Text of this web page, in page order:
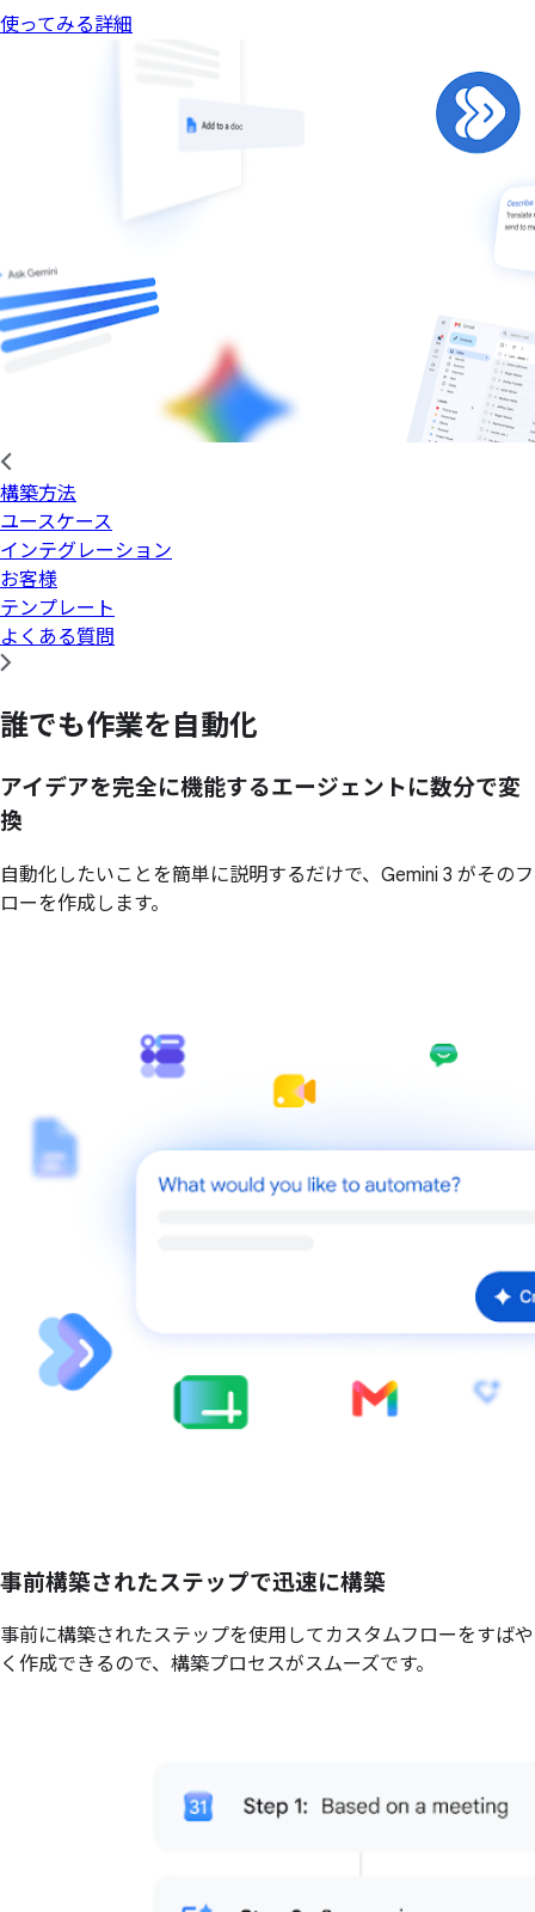
使ってみる詳細
構築方法
ユースケース
インテグレーション
お客様
テンプレート
よくある質問
誰でも作業を自動化
アイデアを完全に機能するエージェントに数分で変
換
自動化したいことを簡単に説明するだけで、Gemini 3 がそのフ
ローを作成します。
事前構築されたステップで迅速に構築
事前に構築されたステップを使用してカスタムフローをすばや
く作成できるので、構築プロセスがスムーズです。